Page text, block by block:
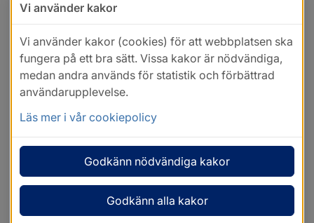
Vi använder kakor
Vi använder kakor (cookies) för att webbplatsen ska
fungera på ett bra sätt. Vissa kakor är nödvändiga,
medan andra används för statistik och förbättrad
användarupplevelse.
Läs mer i vår cookiepolicy
Godkänn nödvändiga kakor
Godkänn alla kakor